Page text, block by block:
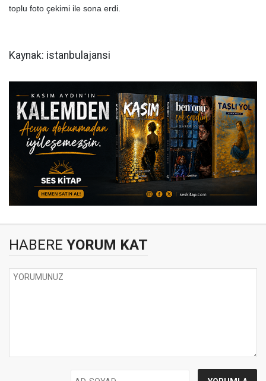
toplu foto çekimi ile sona erdi.
Kaynak: istanbulajansi
HABERE YORUM KAT